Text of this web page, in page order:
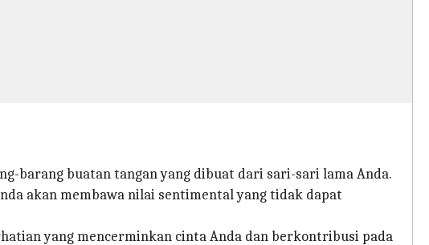
barang buatan tangan yang dibuat dari sari-sari lama Anda.
akan membawa nilai sentimental yang tidak dapat
yang mencerminkan cinta Anda dan berkontribusi pada